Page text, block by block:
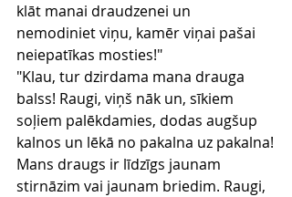
klāt manai draudzenei un
nemodiniet viņu, kamēr viņai pašai
neiepatīkas mosties!"
"Klau, tur dzirdama mana drauga
balss! Raugi, viņš nāk un, sīkiem
soļiem palēkdamies, dodas augšup
kalnos un lēkā no pakalna uz pakalna!
Mans draugs ir līdzīgs jaunam
stirnāzim vai jaunam briedim. Raugi,